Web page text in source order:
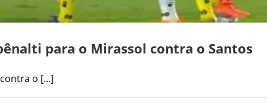
para o Mirassol contra o Santos
o [...]